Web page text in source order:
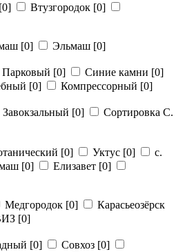
[0] Втузгородок [0]
[0] Эльмаш [0]
Парковый [0] Синие камни [0]
[0] Компрессорный [0]
Завокзальный [0]
Сортировка С.
[0] Уктус [0]
с.
[0] Елизавет [0]
Медгородок [0]
Карасьеозёрск
[0]
[0] Совхоз [0]